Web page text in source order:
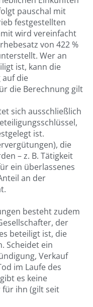
pauschal mit
festgestellten
wird vereinfacht
von 422 %
Wer an
ist, kann die
auf die
die Berechnung gilt
sich ausschließlich
ist.
die
– z. B. Tätigkeit
ein überlassenes
an der
besteht zudem
der
beteiligt ist, die
Scheidet ein
Verkauf
im Laufe des
es keine
für ihn (gilt seit